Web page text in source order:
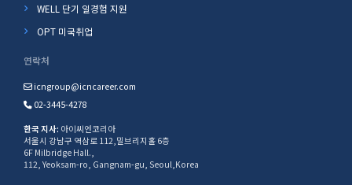
WELL 단기 일경험 지원
OPT 미국취업
연락처
icngroup@icncareer.com
02-3445-4278
한국 지사: 아이씨엔코리아
서울시 강남구 역삼로 112,밀브리지홀 6층
6F Milbridge Hall.,
112, Yeoksam-ro, Gangnam-gu, Seoul,Korea